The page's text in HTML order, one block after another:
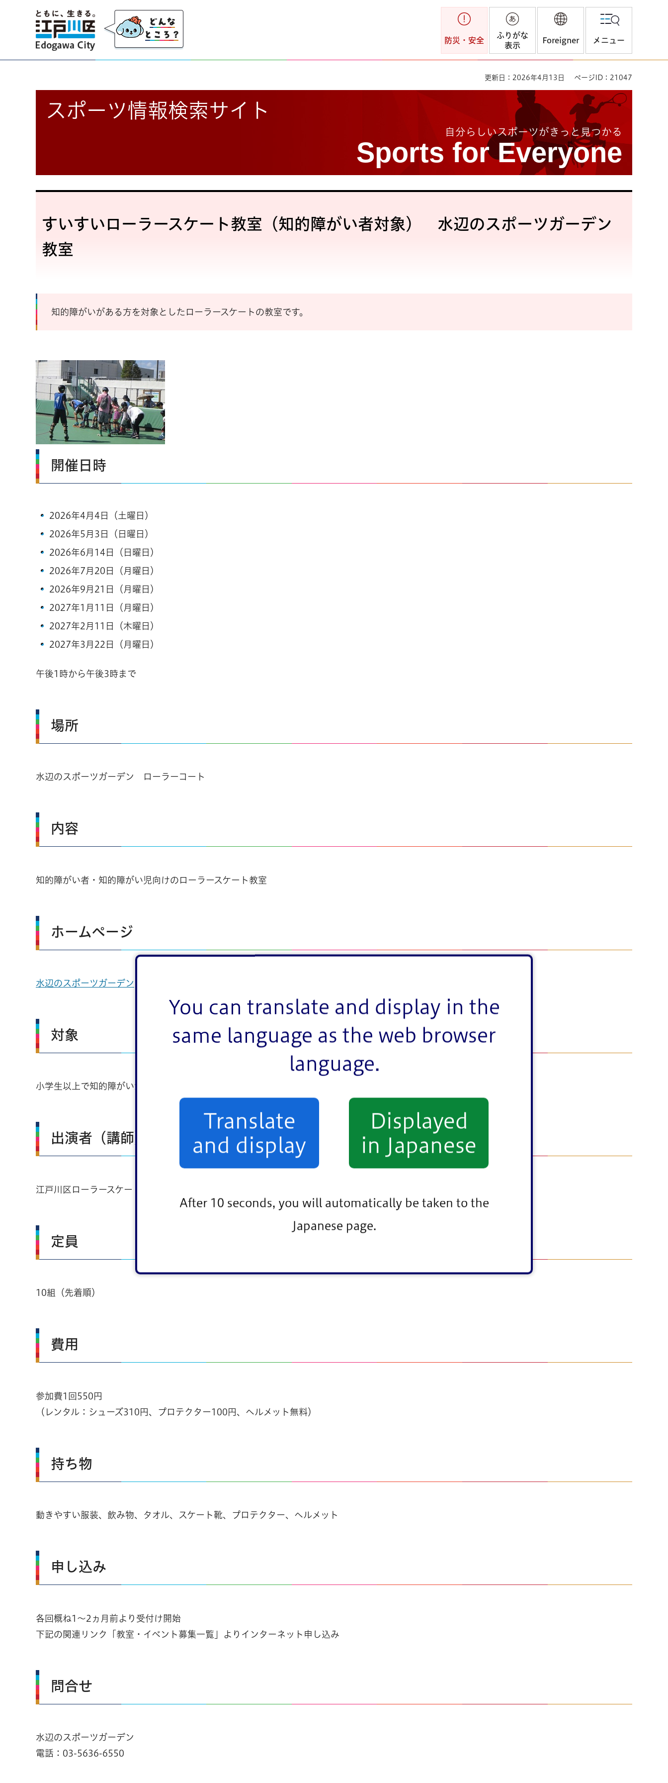
You can translate and display in the
same language as the web browser
language.
Translate
and display
Displayed
in Japanese
After 10 seconds, you will automatically be taken to the
Japanese page.
江戸川区
防災・安全
ふりがな
表示
Foreigner メニュー
更新日：2026年4月13日 ページID：21047
スポーツ情報検索サイト
自分らしいスポーツがきっと見つかる
Sports for Everyone
すいすいローラースケート教室（知的障がい者対象） 水辺のスポーツガーデン
教室
知的障がいがある方を対象としたローラースケートの教室です。
開催日時
2026年4月4日（土曜日）
2026年5月3日（日曜日）
2026年6月14日（日曜日）
2026年7月20日（月曜日）
2026年9月21日（月曜日）
2027年1月11日（月曜日）
2027年2月11日（木曜日）
2027年3月22日（月曜日）
午後1時から午後3時まで
場所
水辺のスポーツガーデン ローラーコート
内容
知的障がい者・知的障がい児向けのローラースケート教室
ホームページ
水辺のスポーツガーデン
対象
小学生以上で知的障がいがある方（必ず介助者同伴）
出演者（講師）
江戸川区ローラースケート連盟
定員
10組（先着順）
費用
参加費1回550円
（レンタル：シューズ310円、プロテクター100円、ヘルメット無料）
持ち物
動きやすい服装、飲み物、タオル、スケート靴、プロテクター、ヘルメット
申し込み
各回概ね1～2ヵ月前より受付け開始
下記の関連リンク「教室・イベント募集一覧」よりインターネット申し込み
問合せ
水辺のスポーツガーデン
電話：03-5636-6550